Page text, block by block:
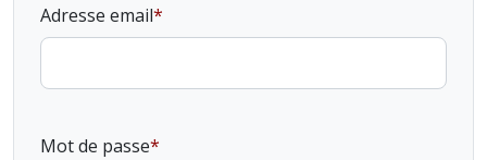
Adresse email
Mot de passe